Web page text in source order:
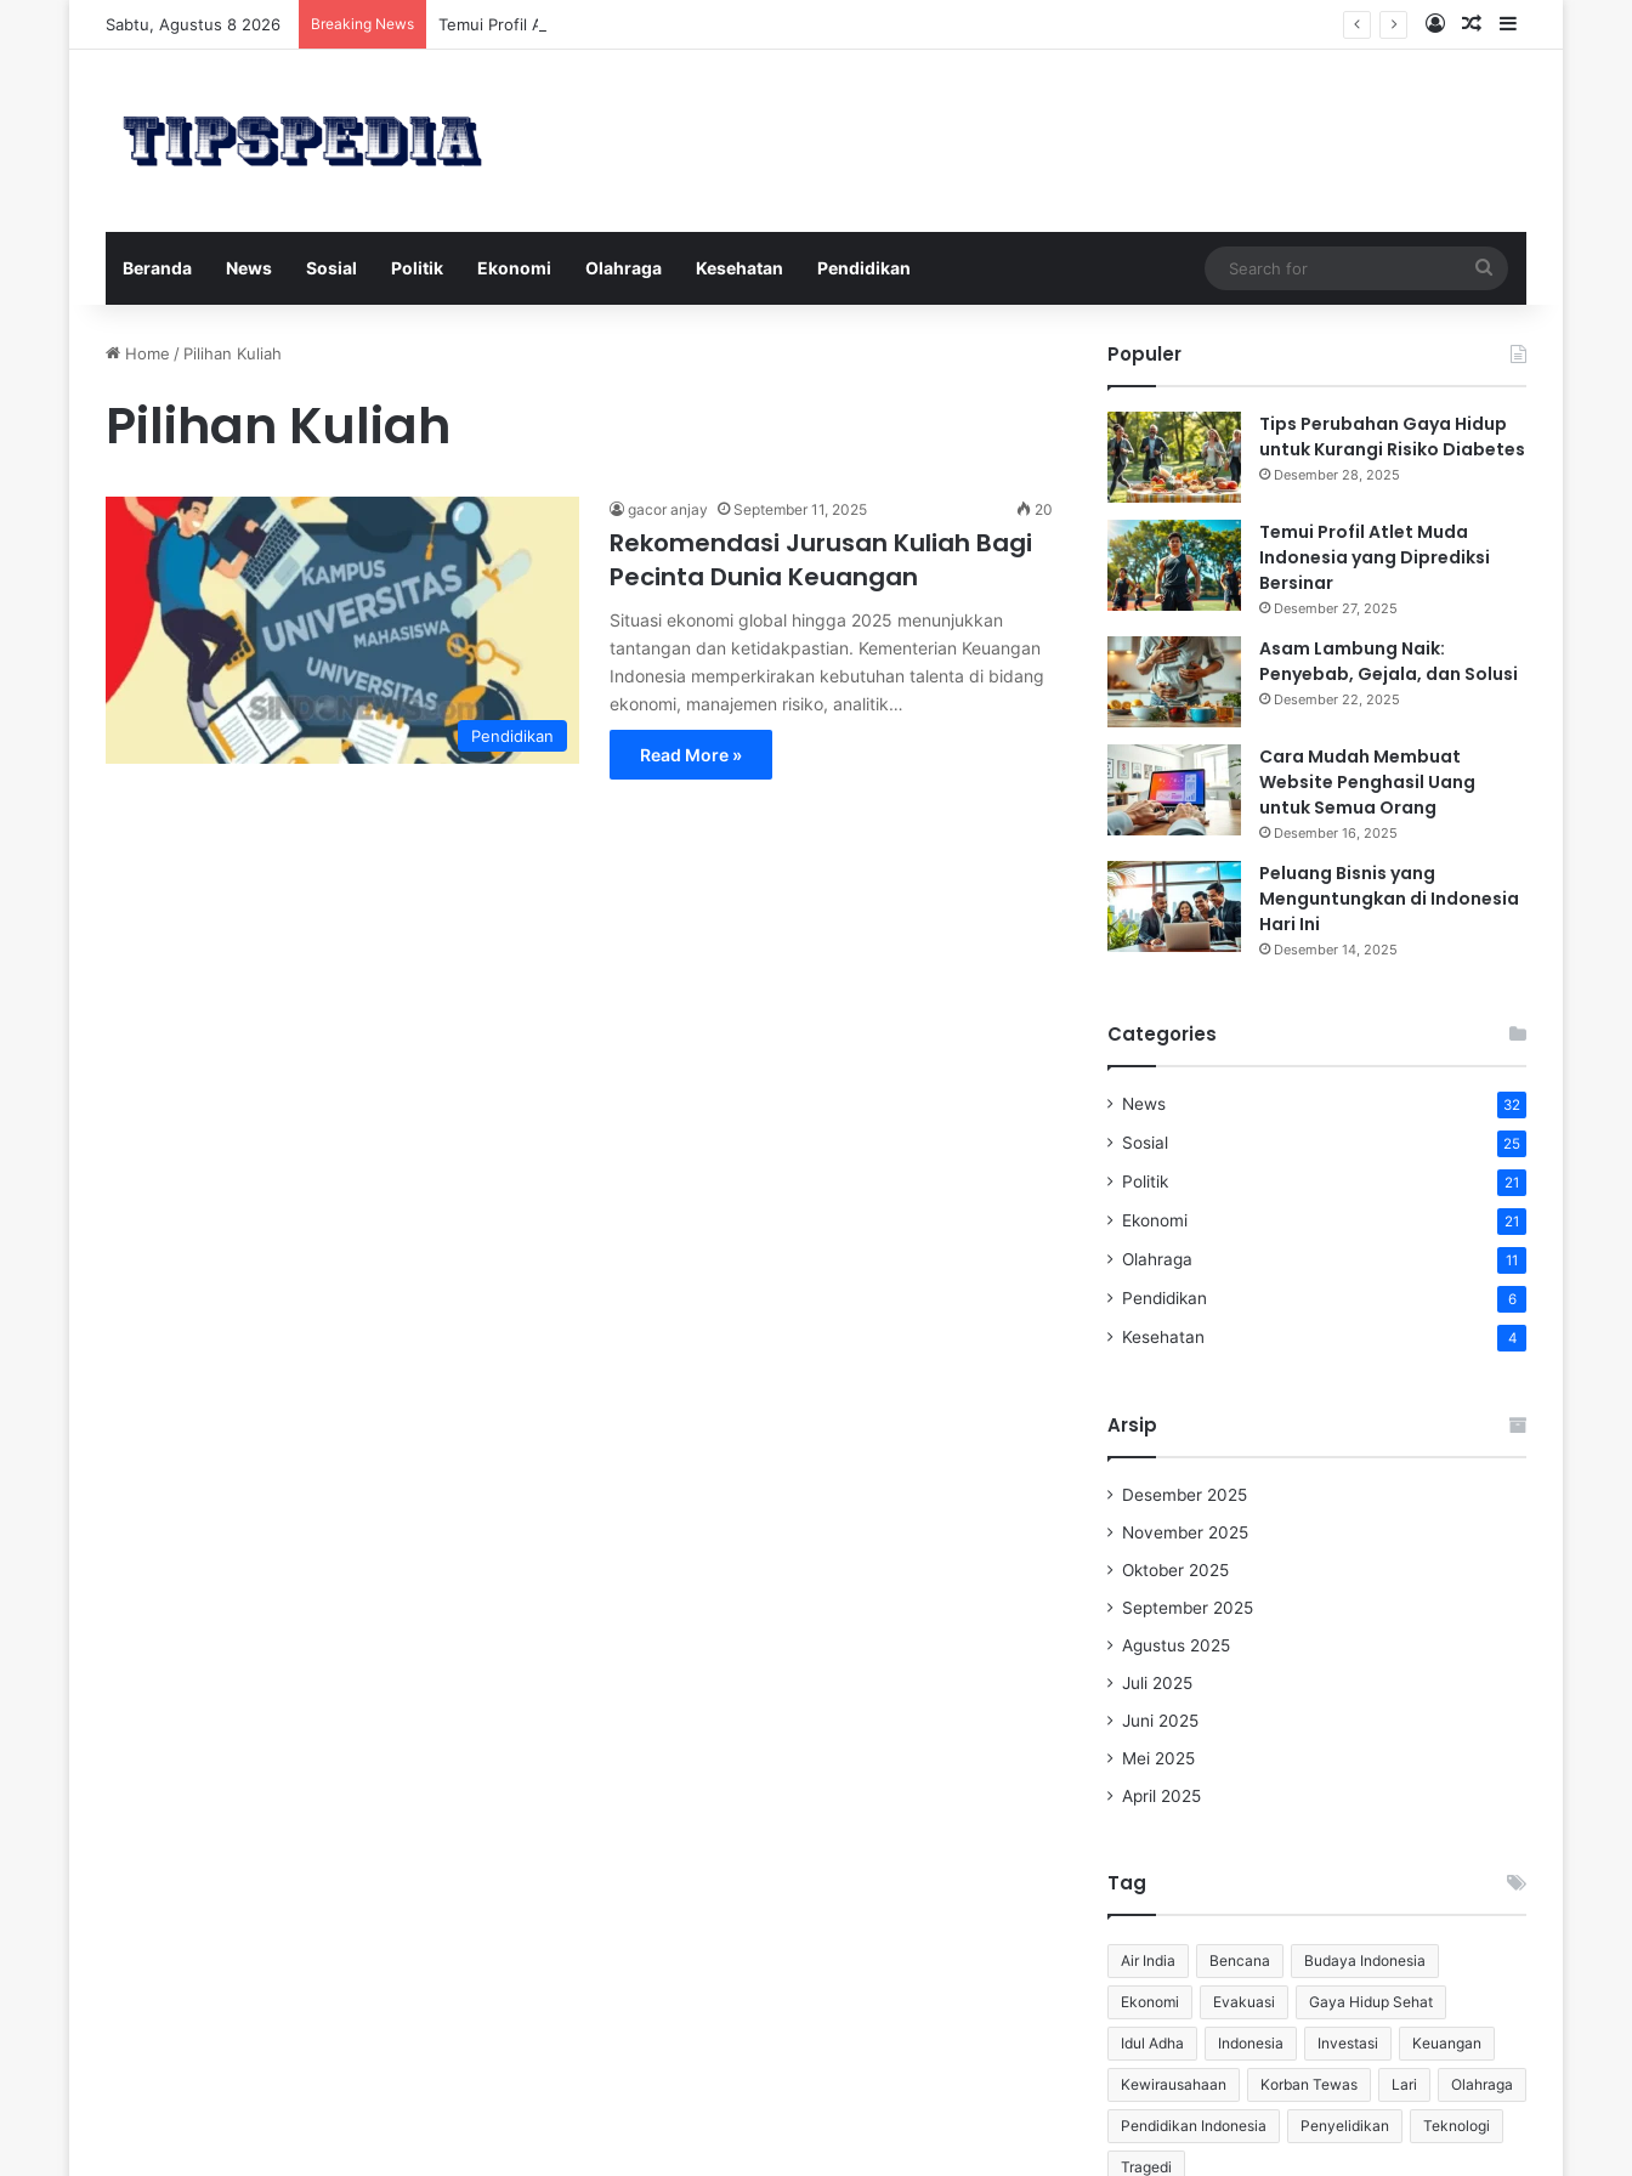
Sabtu, Agustus 8 2026 Breaking News Temui Profil Atlet Muda Indonesia yang Diprediksi Bersinar Log InRandom Article
Sidebar
Beranda News Sosial Politik Ekonomi Olahraga Kesehatan Pendidikan
for
Home / Pilihan Kuliah
Pilihan Kuliah
Pendidikan
gacor anjay September 11, 2025 20
Rekomendasi Jurusan Kuliah Bagi
Pecinta Dunia Keuangan
Situasi ekonomi global hingga 2025 menunjukkan
tantangan dan ketidakpastian. Kementerian Keuangan
Indonesia memperkirakan kebutuhan talenta di bidang
ekonomi, manajemen risiko, analitik…
Read More »
Populer
Tips Perubahan Gaya Hidup
untuk Kurangi Risiko Diabetes
Desember 28, 2025
Temui Profil Atlet Muda
Indonesia yang Diprediksi
Bersinar
Desember 27, 2025
Asam Lambung Naik:
Penyebab, Gejala, dan Solusi
Desember 22, 2025
Cara Mudah Membuat
Website Penghasil Uang
untuk Semua Orang
Desember 16, 2025
Peluang Bisnis yang
Menguntungkan di Indonesia
Hari Ini
Desember 14, 2025
Categories
News 32
Sosial 25
Politik 21
Ekonomi 21
Olahraga 11
Pendidikan 6
Kesehatan 4
Arsip
Desember 2025
November 2025
Oktober 2025
September 2025
Agustus 2025
Juli 2025
Juni 2025
Mei 2025
April 2025
Tag
Air India Bencana Budaya Indonesia
Ekonomi Evakuasi Gaya Hidup Sehat
Idul Adha Indonesia Investasi Keuangan
Kewirausahaan Korban Tewas Lari Olahraga
Pendidikan Indonesia Penyelidikan Teknologi
Tragedi